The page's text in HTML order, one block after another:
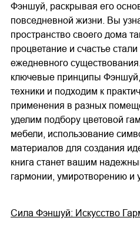
Фэншуй, раскрывая его
повседневной жизни. Вы
пространство своего дома
процветание и счастье
ежедневного
ключевые принципы
техники и подходим к
применения в разных
уделим подбору цветовой
мебели, использование
материалов для создания
книга станет вашим
гармонии, умиротворению и
Сила Фэншуй: Искусство